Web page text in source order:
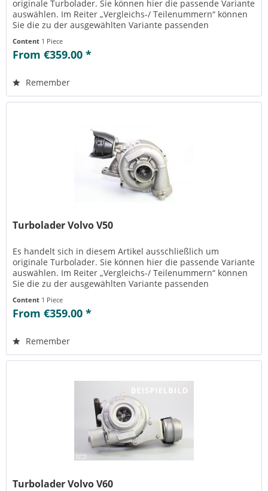
originale Turbolader. Sie können hier die passende Variante
auswählen. Im Reiter „Vergleichs-/ Teilenummern“ können
Sie die zu der ausgewählten Variante passenden
Content 1 Piece
From €359.00 *
Remember
Turbolader Volvo V50
Es handelt sich in diesem Artikel ausschließlich um
originale Turbolader. Sie können hier die passende Variante
auswählen. Im Reiter „Vergleichs-/ Teilenummern“ können
Sie die zu der ausgewählten Variante passenden
Content 1 Piece
From €359.00 *
Remember
Turbolader Volvo V60